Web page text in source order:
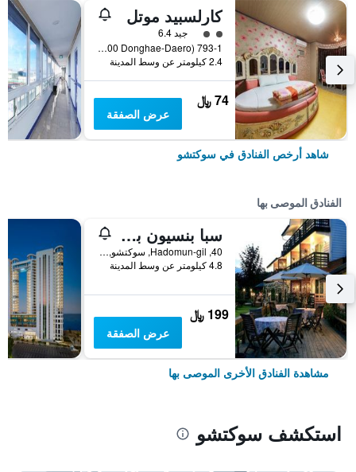
كارلسبيد موتل
تقييم فئة 2
جيد 6.4
793-1 Gyo-Dong (4400 Donghae-Daero), سوكتشو, كوريا الجنوبية
2.4 كيلومتر عن وسط المدينة
74 ﷼
عرض الصفقة
شاهد أرخص الفنادق في سوكتشو
الفنادق الموصى بها
سبا بنسيون باسو
40, Hadomun-gil, سوكتشو, كوريا الجنوبية
4.8 كيلومتر عن وسط المدينة
199 ﷼
عرض الصفقة
مشاهدة الفنادق الأخرى الموصى بها
استكشف سوكتشو